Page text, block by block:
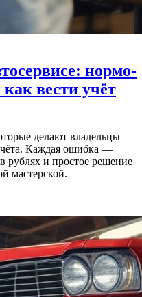
нормо-
вести учёт
делают владельцы
Каждая ошибка —
рублях и простое решение
мастерской.